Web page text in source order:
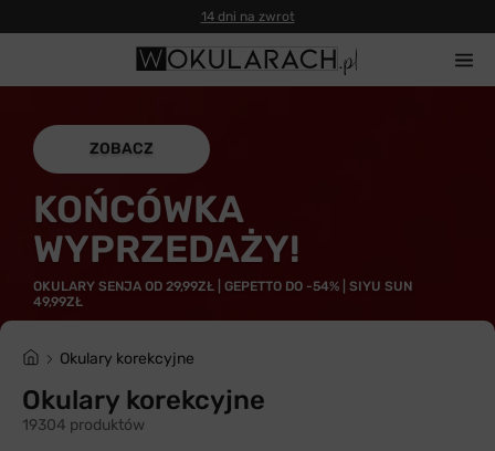
ZOBACZ
KOŃCÓWKA
WYPRZEDAŻY!
OKULARY SENJA OD 29,99ZŁ | GEPETTO DO -54% | SIYU SUN
49,99ZŁ
Okulary korekcyjne
Okulary korekcyjne
19304 produktów